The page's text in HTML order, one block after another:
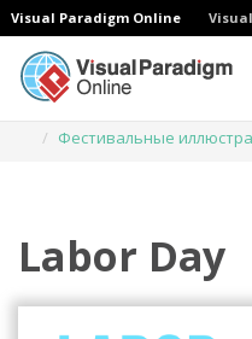
Visual Paradigm Online
Фестивальные
Labor Day